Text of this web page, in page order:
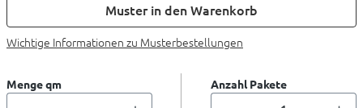
Muster in den Warenkorb
Wichtige Informationen zu Musterbestellungen
Menge qm Anzahl Pakete